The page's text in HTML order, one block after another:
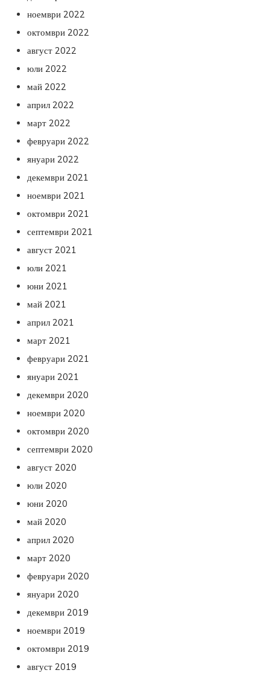
ноември 2022
октомври 2022
август 2022
юли 2022
май 2022
април 2022
март 2022
февруари 2022
януари 2022
декември 2021
ноември 2021
октомври 2021
септември 2021
август 2021
юли 2021
юни 2021
май 2021
април 2021
март 2021
февруари 2021
януари 2021
декември 2020
ноември 2020
октомври 2020
септември 2020
август 2020
юли 2020
юни 2020
май 2020
април 2020
март 2020
февруари 2020
януари 2020
декември 2019
ноември 2019
октомври 2019
август 2019